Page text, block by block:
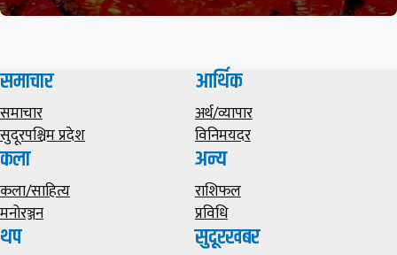
समाचार
समाचार
सुदूरपश्चिम प्रदेश
आर्थिक
अर्थ/व्यापार
विनिमयदर
कला
कला/साहित्य
मनोरञ्जन
अन्य
राशिफल
प्रविधि
थप सुदूरखबर